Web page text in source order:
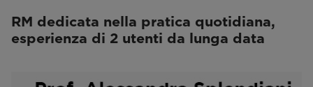
RM dedicata nella pratica quotidiana,
esperienza di 2 utenti da lunga data